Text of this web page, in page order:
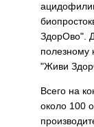
ЗдорОво".
полезному
"Живи
Всего на
около 100